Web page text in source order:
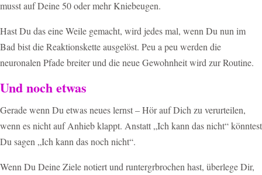
musst auf Deine 50 oder mehr Kniebeugen.
Hast Du das eine Weile gemacht, wird jedes mal, wenn Du nun im
Bad bist die Reaktionskette ausgelöst. Peu a peu werden die
neuronalen Pfade breiter und die neue Gewohnheit wird zur Routine.
Und noch etwas
Gerade wenn Du etwas neues lernst – Hör auf Dich zu verurteilen,
wenn es nicht auf Anhieb klappt. Anstatt „Ich kann das nicht“ könntest
Du sagen „Ich kann das noch nicht“.
Wenn Du Deine Ziele notiert und runtergrbrochen hast, überlege Dir,